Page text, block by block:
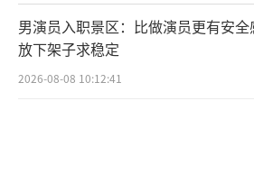
男演员入职景区：比做演员更有安全
放下架子求稳定
2026-08-08 10:12:41